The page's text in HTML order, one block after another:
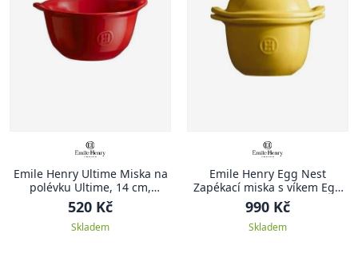
Emile Henry Ultime Miska na
polévku Ultime, 14 cm,
červená Burgundy
520 Kč
Skladem
Emile Henry Egg Nest
Zapékací miska s víkem Egg
Nest, žlutá Provence
990 Kč
Skladem